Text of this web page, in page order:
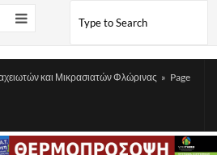
και Μικρασιατών Φλώρινας » Page